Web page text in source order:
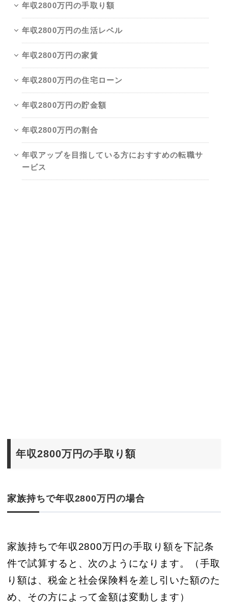
年収2800万円の手取り額
年収2800万円の生活レベル
年収2800万円の家賃
年収2800万円の住宅ローン
年収2800万円の貯金額
年収2800万円の割合
年収アップを目指している方におすすめの転職サ
ービス
年収2800万円の手取り額
家族持ちで年収2800万円の場合
家族持ちで年収2800万円の手取り額を下記条
件で試算すると、次のようになります。（手取
り額は、税金と社会保険料を差し引いた額のた
め、その方によって金額は変動します）